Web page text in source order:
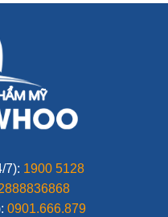
7): 1900 5128
0901.666.879